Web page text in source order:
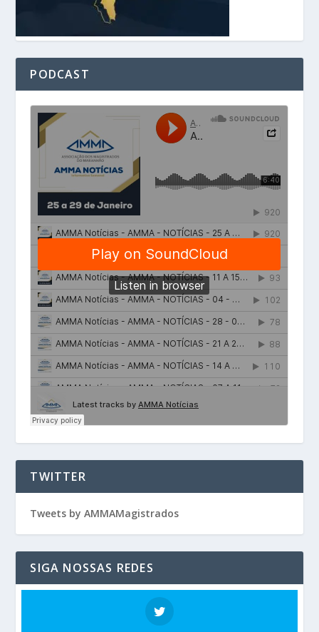
PODCAST
TWITTER
Tweets by AMMAMagistrados
SIGA NOSSAS REDES